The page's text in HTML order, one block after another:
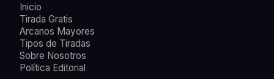
Inicio
Tirada Gratis
Arcanos Mayores
Tipos de Tiradas
Sobre Nosotros
Política Editorial